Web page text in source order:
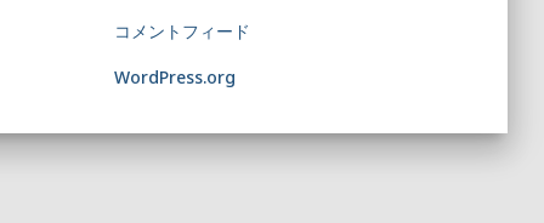
コメントフィード
WordPress.org